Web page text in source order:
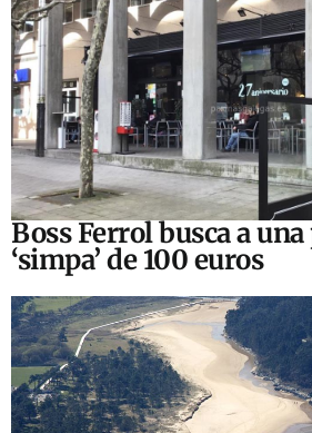
Boss Ferrol busca a
‘simpa’ de 100 euros